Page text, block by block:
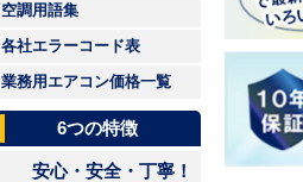
空調用語集
各社エラーコード表
業務用エアコン価格一覧
6つの特徴
安心・安全・丁寧！